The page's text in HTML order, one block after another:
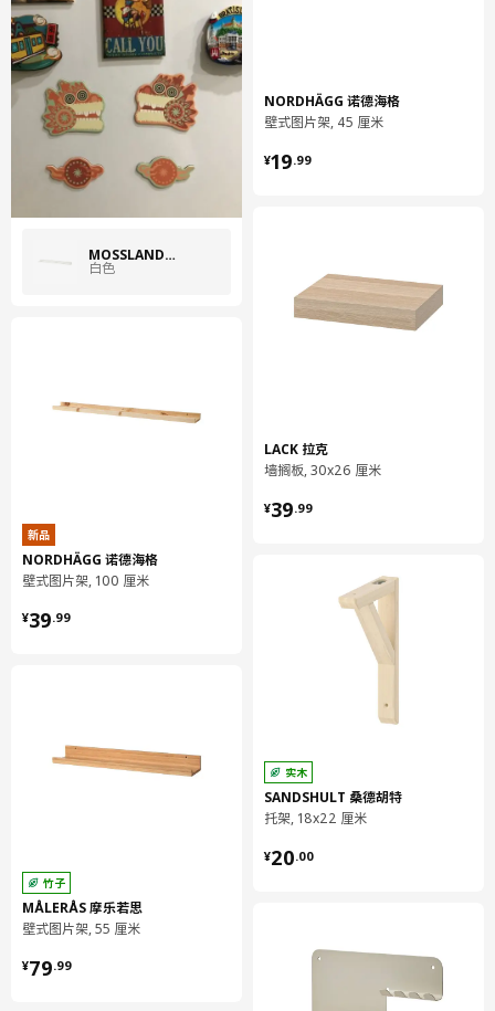
MOSSLANDA 莫兰达
白色
新品
NORDHÄGG 诺德海格
壁式图片架, 100 厘米
¥39.99
¥ 39.99
竹子
MÅLERÅS 摩乐若思
壁式图片架, 55 厘米
¥79.99
¥ 79.99
NORDHÄGG 诺德海格
壁式图片架, 45 厘米
¥19.99
¥ 19.99
LACK 拉克
墙搁板, 30x26 厘米
¥39.99
¥ 39.99
实木
SANDSHULT 桑德胡特
托架, 18x22 厘米
¥20.00
¥ 20.00